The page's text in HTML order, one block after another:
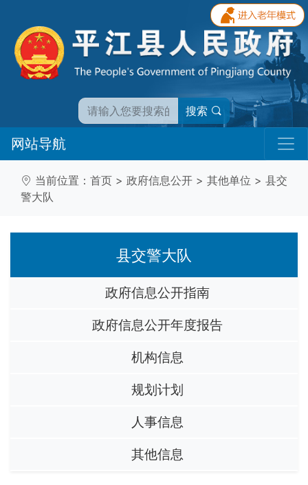
搜索
网站导航
当前位置： 首页 > 政府信息公开 > 其他单位 > 县交
警大队
县交警大队
政府信息公开指南
政府信息公开年度报告
机构信息
规划计划
人事信息
其他信息